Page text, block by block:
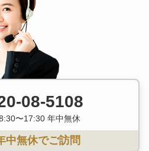
08-5108
〜17:30 年中無休
中無休でご訪問